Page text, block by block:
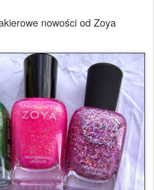
nowości od Zoya